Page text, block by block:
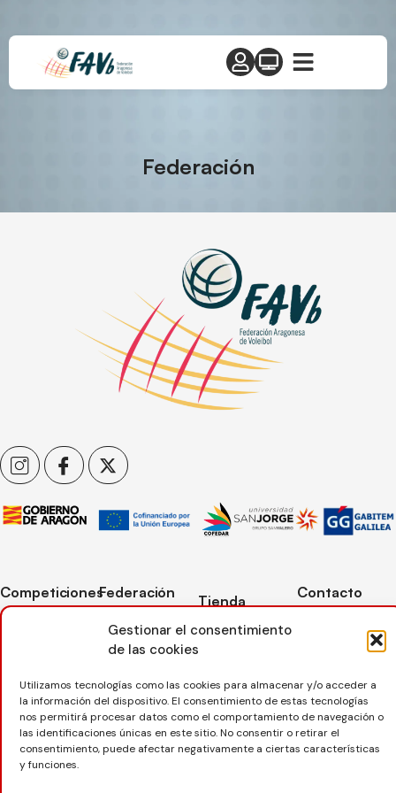
Gestionar el consentimiento
de las cookies
Utilizamos tecnologías como las cookies para almacenar y/o acceder a
la información del dispositivo. El consentimiento de estas tecnologías
nos permitirá procesar datos como el comportamiento de navegación o
las identificaciones únicas en este sitio. No consentir o retirar el
consentimiento, puede afectar negativamente a ciertas características
y funciones.
Federación
Competiciones
Competiciones
Playa
Competiciones
Nieve
Federación
Transparencia
Entrenadores
Seguro
deportivo
Tienda
Mi cuenta
Lista deseos
Pasarela pago
Devoluciones
Contacto
50-54,
50003,
976 73 08 41